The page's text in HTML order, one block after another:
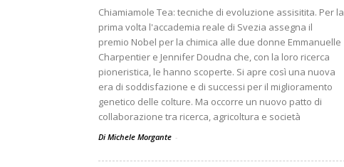
Chiamiamole Tea: tecniche di evoluzione assisitita. Per la
prima volta l'accademia reale di Svezia assegna il
premio Nobel per la chimica alle due donne Emmanuelle
Charpentier e Jennifer Doudna che, con la loro ricerca
pioneristica, le hanno scoperte. Si apre così una nuova
era di soddisfazione e di successi per il miglioramento
genetico delle colture. Ma occorre un nuovo patto di
collaborazione tra ricerca, agricoltura e società
Di Michele Morgante -